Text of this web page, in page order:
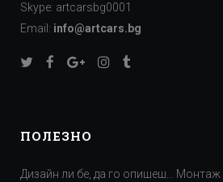
Skype: artcarsbg0001
Email: info@artcars.bg
ПОЛЕЗНО
Дизайн ли бе, да го опишеш… Монтаж